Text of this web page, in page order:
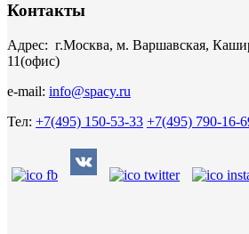
Контакты
Адрес: г.Москва, м. Варшавская,
11(офис)
e-mail: info@spacy.ru
Тел: +7(495) 150-53-33 +7(495) 790-16-